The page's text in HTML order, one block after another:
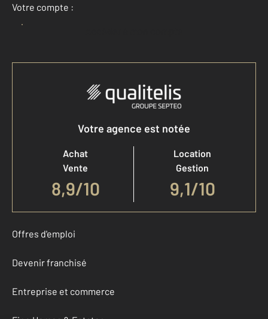
Votre compte :
Votre agence est notée
Achat
Vente
8,9/10
Location
Gestion
9,1/10
Offres d'emploi
Devenir franchisé
Entreprise et commerce